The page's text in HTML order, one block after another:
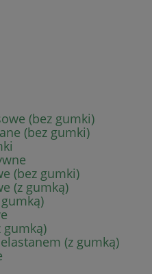
(bez gumki)
(bez gumki)
(bez gumki)
(z gumką)
gumką)
(z gumką)